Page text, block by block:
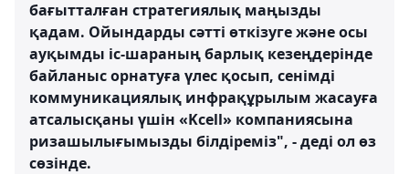
бағытталған стратегиялық маңызды
қадам. Ойындарды сәтті өткізуге және осы
ауқымды іс-шараның барлық кезеңдерінде
байланыс орнатуға үлес қосып, сенімді
коммуникациялық инфрақұрылым жасауға
атсалысқаны үшін «Kcell» компаниясына
ризашылығымызды білдіреміз", - деді ол өз
сөзінде.